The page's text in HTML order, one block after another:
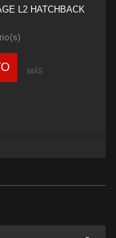
L2 HATCHBACK
MÁS